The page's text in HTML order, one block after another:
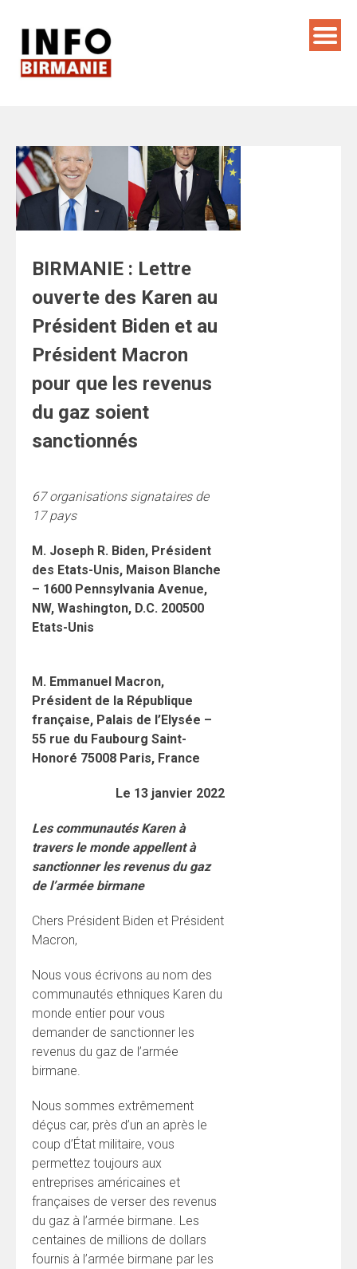
BIRMANIE : Lettre
ouverte des Karen au
Président Biden et au
Président Macron
pour que les revenus
du gaz soient
sanctionnés
67 organisations signataires de
17 pays
M. Joseph R. Biden, Président
des Etats-Unis, Maison Blanche
– 1600 Pennsylvania Avenue,
NW, Washington, D.C. 200500
Etats-Unis
M. Emmanuel Macron,
Président de la République
française, Palais de l’Elysée –
55 rue du Faubourg Saint-
Honoré 75008 Paris, France
Le 13 janvier 2022
Les communautés Karen à
travers le monde appellent à
sanctionner les revenus du gaz
de l’armée birmane
Chers Président Biden et Président
Macron,
Nous vous écrivons au nom des
communautés ethniques Karen du
monde entier pour vous
demander de sanctionner les
revenus du gaz de l’armée
birmane.
Nous sommes extrêmement
déçus car, près d’un an après le
coup d’État militaire, vous
permettez toujours aux
entreprises américaines et
françaises de verser des revenus
du gaz à l’armée birmane. Les
centaines de millions de dollars
fournis à l’armée birmane par les